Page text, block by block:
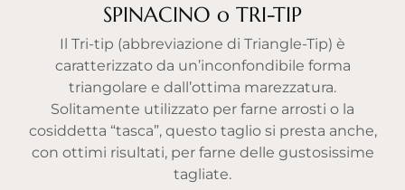
SPINACINO o TRI-TIP
Il Tri-tip (abbreviazione di Triangle-Tip) è
caratterizzato da un’inconfondibile forma
triangolare e dall’ottima marezzatura.
Solitamente utilizzato per farne arrosti o la
cosiddetta “tasca”, questo taglio si presta anche,
con ottimi risultati, per farne delle gustosissime
tagliate.